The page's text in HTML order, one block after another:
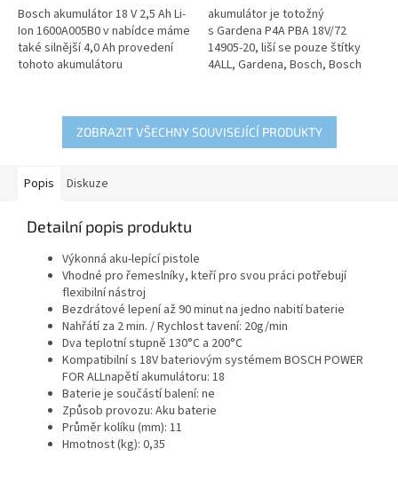
5
hvězdiček.
Bosch akumulátor 18 V 2,5 Ah Li-
Ion 1600A005B0 v nabídce máme
také silnější 4,0 Ah provedení
tohoto akumulátoru
5
hvězdiček.
akumulátor je totožný
s Gardena P4A PBA 18V/72
14905-20, liší se pouze štítky
4ALL, Gardena, Bosch, Bosch
ZOBRAZIT VŠECHNY SOUVISEJÍCÍ PRODUKTY
Popis Diskuze
Detailní popis produktu
Výkonná aku-lepící pistole
Vhodné pro řemeslníky, kteří pro svou práci potřebují
flexibilní nástroj
Bezdrátové lepení až 90 minut na jedno nabití baterie
Nahřátí za 2 min. / Rychlost tavení: 20g/min
Dva teplotní stupně 130°C a 200°C
Kompatibilní s 18V bateriovým systémem BOSCH POWER
FOR ALLnapětí akumulátoru: 18
Baterie je součástí balení: ne
Způsob provozu: Aku baterie
Průměr kolíku (mm): 11
Hmotnost (kg): 0,35